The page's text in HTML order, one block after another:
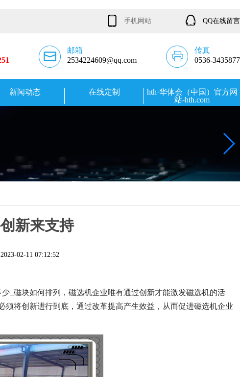
手机网站 QQ在线留言
邮箱
2534224609@qq.com
传真
0536-3435877
新闻动态 在线定制
hth·华体会（中国）官方网
站-hth.com
新来支持
2023-02-11 07:12:52
_磁块如何排列，磁选机企业唯有通过创新才能激发磁选机的活
将创新进行到底，通过改革提高产生效益，从而促进磁选机企业